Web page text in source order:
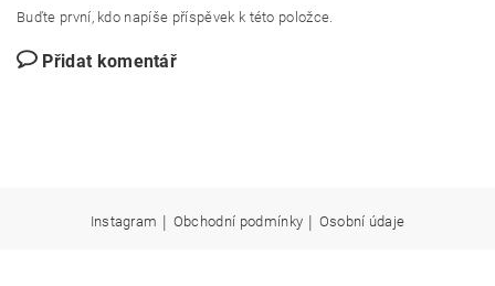
Buďte první, kdo napíše příspěvek k této položce.
Přidat komentář
Instagram | Obchodní podmínky | Osobní údaje